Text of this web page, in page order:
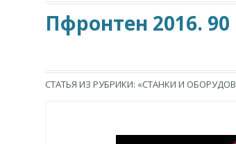
Пфронтен 2016.
СТАТЬЯ ИЗ РУБРИКИ: «СТАНКИ И